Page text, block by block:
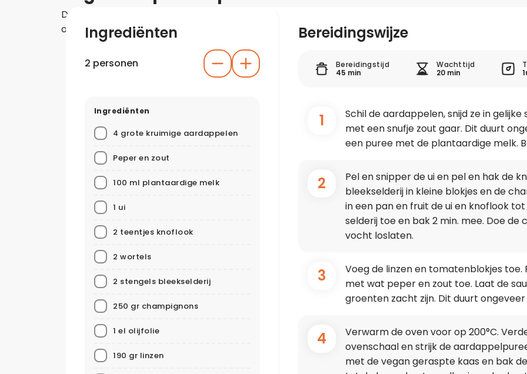
Deze
ovenschotel en heeft een vulling van linzen en groenten, die zorgen voor een verrukkelijke smaak
Ingrediënten
2 personen
Ingrediënten
4 grote kruimige aardappelen
Peper en zout
100 ml plantaardige melk
1 ui
2 teentjes knoflook
2 wortels
2 stengels bleekselderij
250 gr champignons
1 el olijfolie
190 gr linzen
Bereidingswijze
Bereidingstijd
45 min
Wachttijd
20 min
1
Schil de aardappelen, snijd ze in
met een snufje zout gaar. Dit duurt
een puree met de plantaardige melk.
2
Pel en snipper de ui en pel en hak de
bleekselderij in kleine blokjes en de
in een pan en fruit de ui en knoflook
selderij toe en bak 2 min. mee. Doe
vocht loslaten.
3
Voeg de linzen en tomatenblokjes toe.
met wat peper en zout toe. Laat de
groenten zacht zijn. Dit duurt ongeveer
4
Verwarm de oven voor op 200°C.
ovenschaal en strijk de
met de vegan geraspte kaas en bak